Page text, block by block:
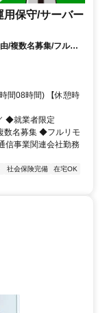
用保守/サーバー
/複数名募集/フルリ
連会社勤務
間08時間) 【休憩時
◆就業者限定
数名募集 ◆フルリモ
事業関連会社勤務
社会保険完備
在宅OK